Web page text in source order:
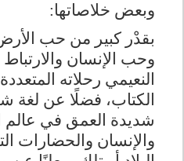
وبعض خلاصاتها:
بقدْر كبير من حب
وحب الإنسان
النعيمي رحلاته
الكتاب، فضلًا عن لغة
شديدة العمق في عالم
والإنسان والحضارات